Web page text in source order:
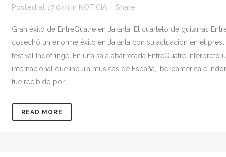
Posted at 17:04h in NOTICIA Share
Gran éxito de EntreQuatre en Jakarta. El cuarteto de guitarras
cosechó un enorme éxito en Jakarta con su actuación en el
festival Indofringe. En una sala abarrotada EntreQuatre interpretó
internacional que incluía músicas de España, Iberoamérica e
fue recibido por...
READ MORE